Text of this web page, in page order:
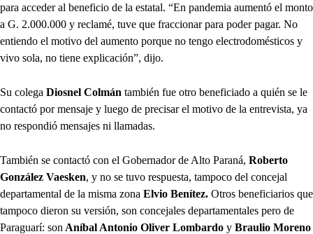
para acceder al beneficio de la estatal. “En pandemia aumentó el monto
a G. 2.000.000 y reclamé, tuve que fraccionar para poder pagar. No
entiendo el motivo del aumento porque no tengo electrodomésticos y
vivo sola, no tiene explicación”, dijo.
Su colega Diosnel Colmán también fue otro beneficiado a quién se le
contactó por mensaje y luego de precisar el motivo de la entrevista, ya
no respondió mensajes ni llamadas.
También se contactó con el Gobernador de Alto Paraná, Roberto
González Vaesken, y no se tuvo respuesta, tampoco del concejal
departamental de la misma zona Elvio Benítez. Otros beneficiarios que
tampoco dieron su versión, son concejales departamentales pero de
Paraguarí: son Aníbal Antonio Oliver Lombardo y Braulio Moreno